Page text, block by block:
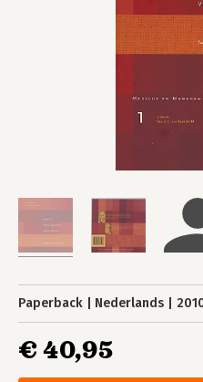
Paperback Nederlands
€ 40,95